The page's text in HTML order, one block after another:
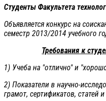
Студенты Факультета
Объявляется конкурс на
семестр 2013/2014 учебного
Требования к
1) Учеба на "отлично" и
2) Показатели в научно-
грамот, сертификатов, статей